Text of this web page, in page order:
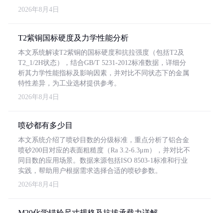
2026年8月4日
T2紫铜国标硬度及力学性能分析
本文系统解读T2紫铜的国标硬度和抗拉强度（包括T2及
T2_1/2H状态），结合GB/T 5231-2012标准数据，详细分
析其力学性能指标及影响因素，并对比不同状态下的金属
特性差异，为工业选材提供参考。
2026年8月4日
喷砂都有多少目
本文系统介绍了喷砂目数的分级标准，重点分析了铝合金
喷砂200目对应的表面粗糙度（Ra 3.2-6.3μm），并对比不
同目数的应用场景。数据来源包括ISO 8503-1标准和行业
实践，帮助用户根据需求选择合适的喷砂参数。
2026年8月4日